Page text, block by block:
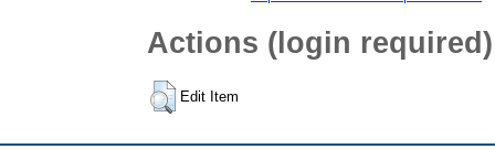
Actions (login required)
Edit Item